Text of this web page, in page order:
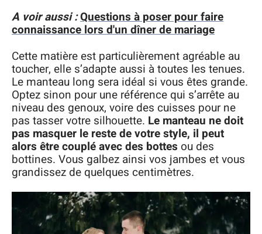
A voir aussi :Questions à poser pour faire
connaissance lors d'un dîner de mariage
Cette matière est particulièrement agréable au
toucher, elle s’adapte aussi à toutes les tenues.
Le manteau long sera idéal si vous êtes grande.
Optez sinon pour une référence qui s’arrête au
niveau des genoux, voire des cuisses pour ne
pas tasser votre silhouette. Le manteau ne doit
pas masquer le reste de votre style, il peut
alors être couplé avec des bottes ou des
bottines. Vous galbez ainsi vos jambes et vous
grandissez de quelques centimètres.